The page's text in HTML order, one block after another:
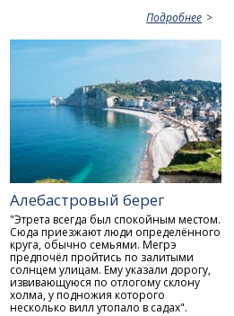
Подробнее
Алебастровый берег
"Этрета всегда был спокойным местом.
Сюда приезжают люди определённого
круга, обычно семьями. Мегрэ
предпочёл пройтись по залитыми
солнцем улицам. Ему указали дорогу,
извивающуюся по отлогому склону
холма, у подножия которого
несколько вилл утопало в садах".